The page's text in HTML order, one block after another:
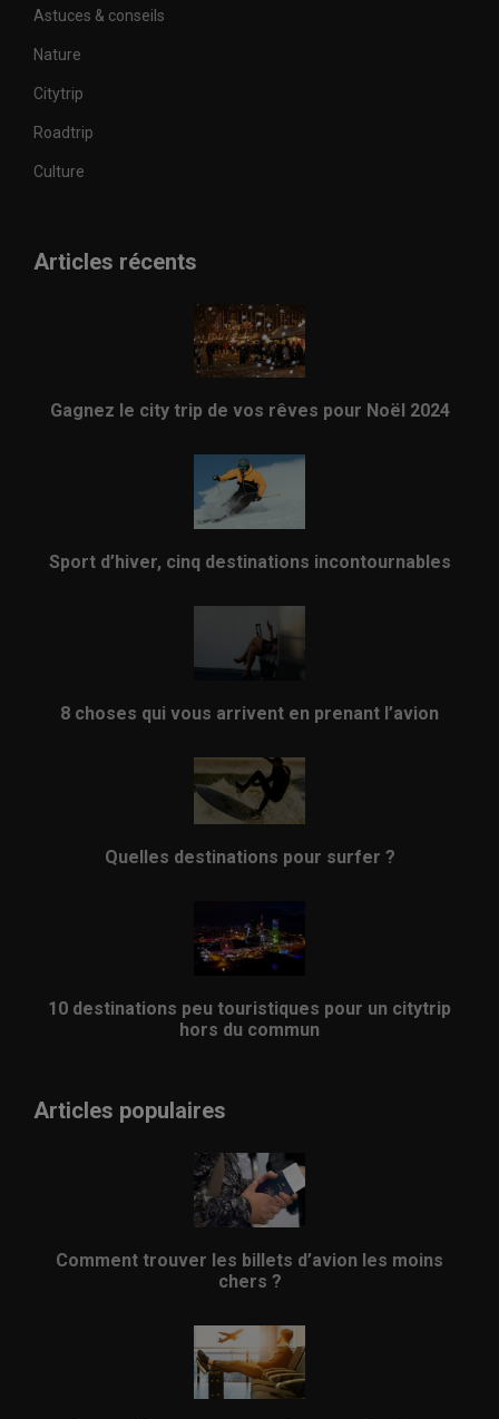
Astuces & conseils
Nature
Citytrip
Roadtrip
Culture
Articles récents
Gagnez le city trip de vos rêves pour Noël 2024
Sport d’hiver, cinq destinations incontournables
8 choses qui vous arrivent en prenant l’avion
Quelles destinations pour surfer ?
10 destinations peu touristiques pour un citytrip
hors du commun
Articles populaires
Comment trouver les billets d’avion les moins
chers ?